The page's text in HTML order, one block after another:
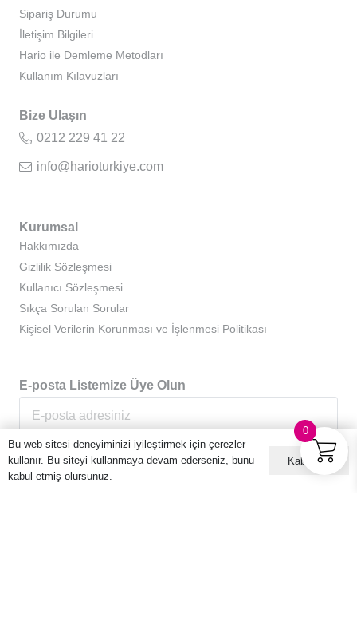
Sipariş Durumu
İletişim Bilgileri
Hario ile Demleme Metodları
Kullanım Kılavuzları
Bize Ulaşın
0212 229 41 22
info@harioturkiye.com
Kurumsal
Hakkımızda
Gizlilik Sözleşmesi
Kullanıcı Sözleşmesi
Sıkça Sorulan Sorular
Kişisel Verilerin Korunması ve İşlenmesi Politikası
E-posta Listemize Üye Olun
0
Bu web sitesi deneyiminizi iyileştirmek için çerezler
kullanır. Bu siteyi kullanmaya devam ederseniz, bunu
kabul etmiş olursunuz.
Kabul ET